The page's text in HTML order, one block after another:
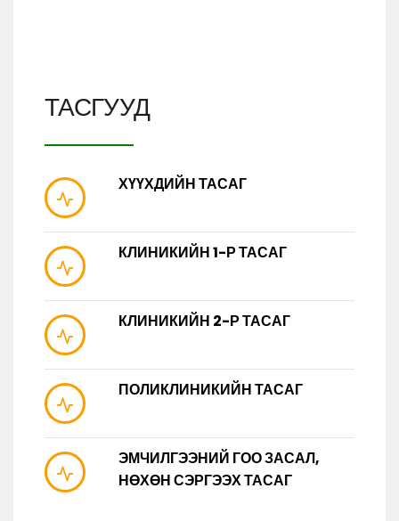
ТАСГУУД
ХҮҮХДИЙН ТАСАГ
КЛИНИКИЙН 1-Р ТАСАГ
КЛИНИКИЙН 2-Р ТАСАГ
ПОЛИКЛИНИКИЙН ТАСАГ
ЭМЧИЛГЭЭНИЙ ГОО ЗАСАЛ,
НӨХӨН СЭРГЭЭХ ТАСАГ